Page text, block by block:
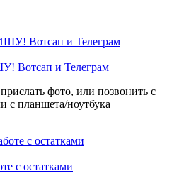
Вотсап и Телеграм
фото, или позвонить с
с планшета/ноутбука
с остатками